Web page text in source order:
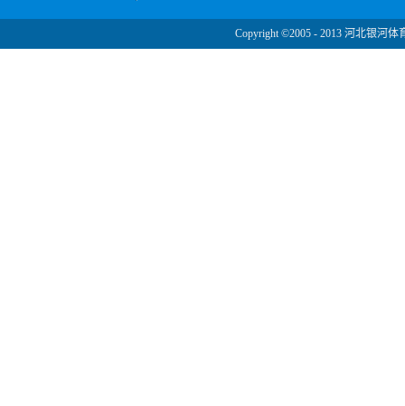
Copyright ©2005 - 2013 河北银河体